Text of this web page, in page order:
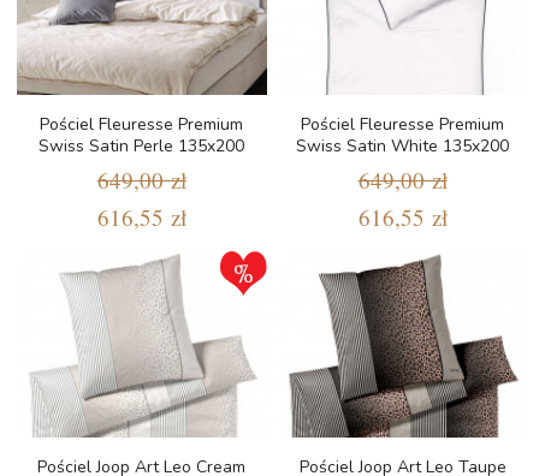
Pościel Fleuresse Premium
Swiss Satin Perle 135x200
649,00 zł
616,55 zł
Pościel Fleuresse Premium
Swiss Satin White 135x200
649,00 zł
616,55 zł
Pościel Joop Art Leo Cream Pościel Joop Art Leo Taupe